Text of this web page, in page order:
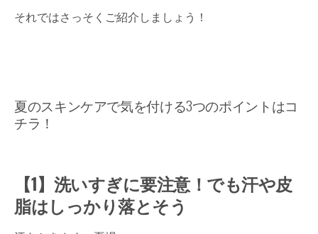
それではさっそくご紹介しましょう！
夏のスキンケアで気を付ける3つのポイントはコ
チラ！
【1】洗いすぎに要注意！でも汗や皮
脂はしっかり落とそう